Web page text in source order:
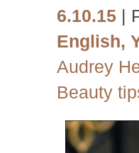
6.10.15 |
English,
Audrey
Beauty